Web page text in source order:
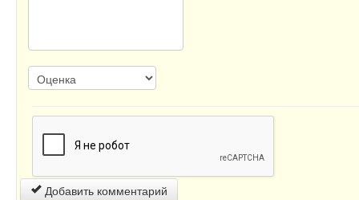
Добавить комментарий